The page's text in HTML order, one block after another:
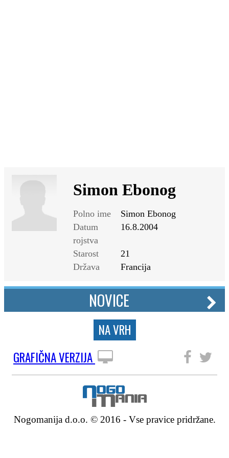
Simon Ebonog
Polno ime
Simon Ebonog
Datum
rojstva
16.8.2004
Starost
21
Država
Francija
NOVICE
NA VRH
GRAFIČNA VERZIJA
Nogomanija d.o.o. © 2016 - Vse pravice pridržane.